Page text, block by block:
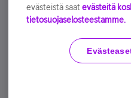
Käyttöehdot
evästeistä saat evästeitä
tietosuojaselosteestamme.